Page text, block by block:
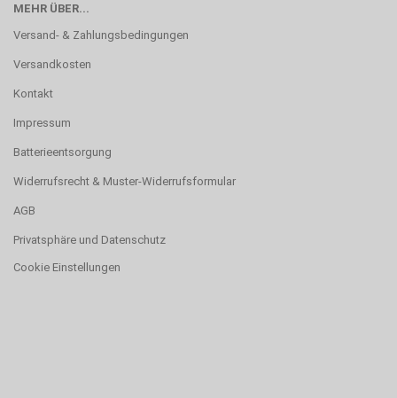
MEHR ÜBER...
Versand- & Zahlungsbedingungen
Versandkosten
Kontakt
Impressum
Batterieentsorgung
Widerrufsrecht & Muster-Widerrufsformular
AGB
Privatsphäre und Datenschutz
Cookie Einstellungen